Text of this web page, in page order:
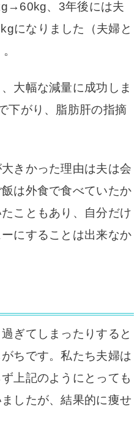
、3年後には夫
になりました（夫婦と
大幅な減量に成功しま
下がり、脂肪肝の指摘
きかった理由は夫は会
は外食で食べていたか
こともあり、自分だけ
にすることは出来なか
ぎてしまったりすると
ちです。私たち夫婦は
上記のようにとっても
したが、結果的に痩せ